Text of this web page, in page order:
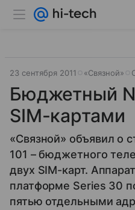
23 сентября 2011 «Связной»
Бюджетный
SIM-картами
«Связной» объявил о
101 – бюджетного
двух SIM-карт.
платформе Series 30
пятью отдельными